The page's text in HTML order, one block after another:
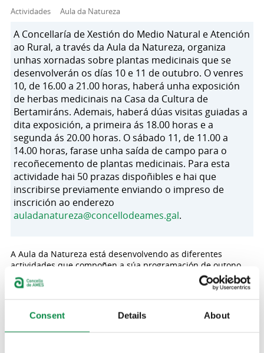
Consent Details About
Actividades Aula da Natureza
A Concellaría de Xestión do Medio Natural e Atención
ao Rural, a través da Aula da Natureza, organiza
unhas xornadas sobre plantas medicinais que se
desenvolverán os días 10 e 11 de outubro. O venres
10, de 16.00 a 21.00 horas, haberá unha exposición
de herbas medicinais na Casa da Cultura de
Bertamiráns. Ademais, haberá dúas visitas guiadas a
dita exposición, a primeira ás 18.00 horas e a
segunda ás 20.00 horas. O sábado 11, de 11.00 a
14.00 horas, farase unha saída de campo para o
recoñecemento de plantas medicinais. Para esta
actividade hai 50 prazas dispoñibles e hai que
inscribirse previamente enviando o impreso de
inscrición ao enderezo
auladanatureza@concellodeames.gal.
A Aula da Natureza está desenvolvendo as diferentes
actividades que compoñen a súa programación de outono.
Deste xeito, para os días 10 e 11 de outubro está previsto
que a Casa da Cultura de Bertamiráns acolla unhas xornadas
botánicas abordaranse as principais características das
plantas.